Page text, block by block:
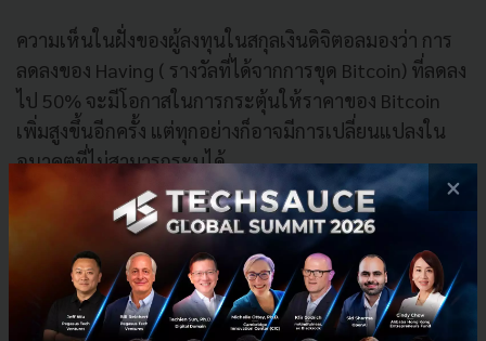
ความเห็นในฝั่งของผู้ลงทุนในสกุลเงินดิจิตอลมองว่า การ
ลดลงของ Having ( รางวัลที่ได้จากการขุด Bitcoin) ที่ลดลง
ไป 50% จะมีโอกาสในการกระตุ้นให้ราคาของ Bitcoin
เพิ่มสูงขึ้นอีกครั้ง แต่ทุกอย่างก็อาจมีการเปลี่ยนแปลงใน
อนาคตที่ไม่สามารถระบุได้
bitcoin blockchain cryptocurrency standard-chartered
×